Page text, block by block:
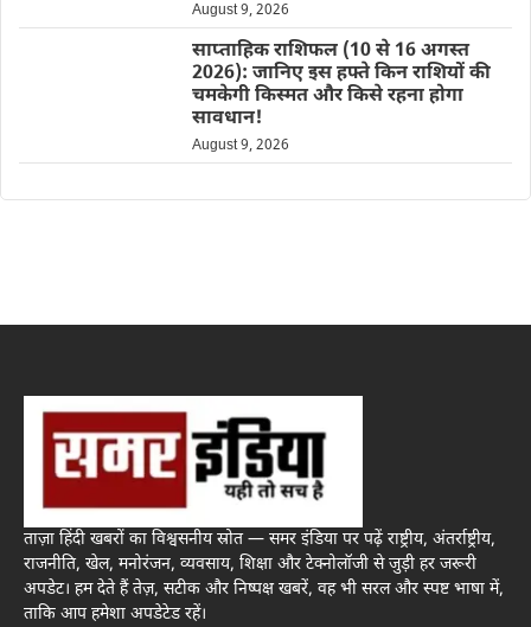
August 9, 2026
साप्ताहिक राशिफल (10 से 16 अगस्त
2026): जानिए इस हफ्ते किन राशियों की
चमकेगी किस्मत और किसे रहना होगा
सावधान!
August 9, 2026
ताज़ा हिंदी खबरों का विश्वसनीय स्रोत — समर इंडिया पर पढ़ें राष्ट्रीय, अंतर्राष्ट्रीय,
राजनीति, खेल, मनोरंजन, व्यवसाय, शिक्षा और टेक्नोलॉजी से जुड़ी हर जरूरी
अपडेट। हम देते हैं तेज़, सटीक और निष्पक्ष खबरें, वह भी सरल और स्पष्ट भाषा में,
ताकि आप हमेशा अपडेटेड रहें।